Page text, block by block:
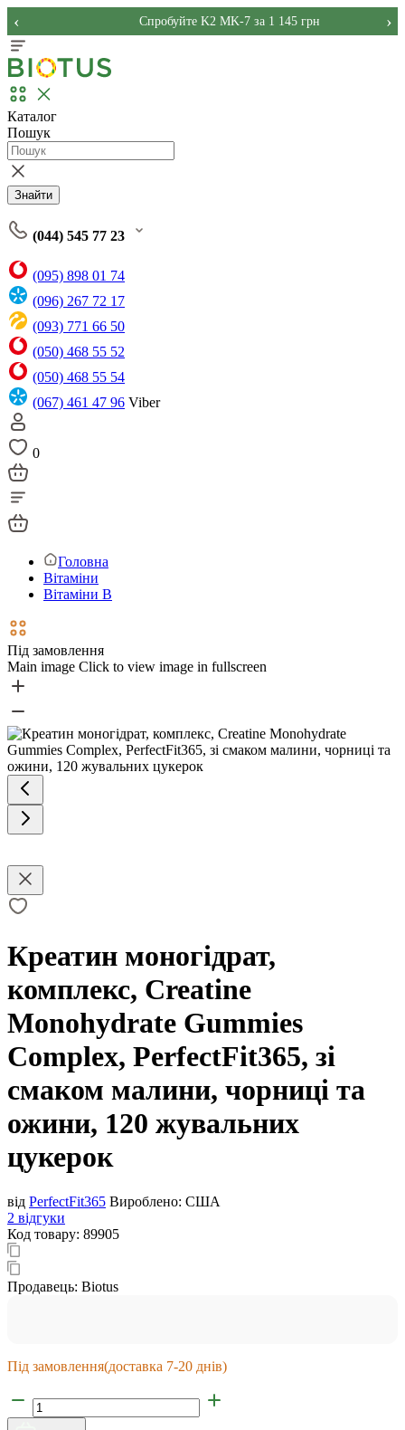
Спробуйте K2 MK-7 за 1 145 грн
‹ ›
Каталог
Пошук
Знайти
(044) 545 77 23
(095) 898 01 74
(096) 267 72 17
(093) 771 66 50
(050) 468 55 52
(050) 468 55 54
(067) 461 47 96 Viber
0
Головна
Вітаміни
Вітаміни В
Під замовлення
Main image Click to view image in fullscreen
Креатин моногідрат,
комплекс, Creatine
Monohydrate Gummies
Complex, PerfectFit365, зі
смаком малини, чорниці та
ожини, 120 жувальних
цукерок
від PerfectFit365 Вироблено: США
2 відгуки
Код товару: 89905
Продавець: Biotus
Під замовлення(доставка 7-20 днів)